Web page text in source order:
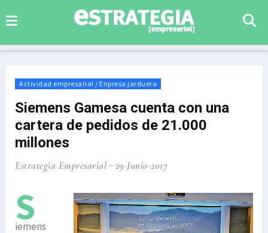
Actividad empresarial / Enpresa jarduera
Siemens Gamesa cuenta con una
cartera de pedidos de 21.000
millones
Estrategia Empresarial 29-Junio-2017
S
iemens